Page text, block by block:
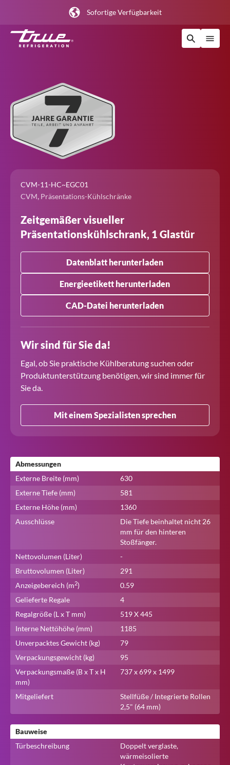
Sofortige Verfügbarkeit
CVM-11-HC~EGC01
CVM, Präsentations-Kühlschränke
Zeitgemäßer visueller
Präsentationskühlschrank, 1 Glastür
Datenblatt herunterladen
Energieetikett herunterladen
CAD-Datei herunterladen
Wir sind für Sie da!
Egal, ob Sie praktische Kühlberatung suchen oder
Produktunterstützung benötigen, wir sind immer für
Sie da.
Mit einem Spezialisten sprechen
Abmessungen
Externe Breite (mm)
630
Externe Tiefe (mm)
581
Externe Höhe (mm)
1360
Ausschlüsse
Die Tiefe beinhaltet nicht 26
mm für den hinteren
Stoßfänger.
Nettovolumen (Liter)
-
Bruttovolumen (Liter)
291
Anzeigebereich (m2)
0.59
Gelieferte Regale
4
Regalgröße (L x T mm)
519 X 445
Interne Nettöhöhe (mm)
1185
Unverpacktes Gewicht (kg)
79
Verpackungsgewicht (kg)
95
Verpackungsmaße (B x T x H
mm)
737 x 699 x 1499
Mitgeliefert
Stellfüße / Integrierte Rollen
2,5" (64 mm)
Bauweise
Türbeschreibung
Doppelt verglaste,
wärmeisolierte